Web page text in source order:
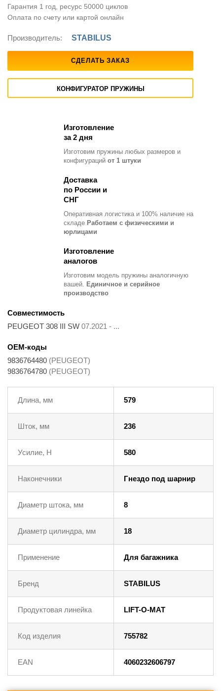
Гарантия 1 год, ресурс 50000 циклов
Оплата по счету или картой онлайн
Производитель: STABILUS
СДЕЛАТЬ ЗАКАЗ
КОНФИГУРАТОР ПРУЖИНЫ
Изготовление
за 2 дня
Изготовим пружины любых размеров и
конфигураций от 1 штуки
Доставка
по России и
СНГ
Оперативная логистика и 100% наличие на
складе Работаем с физическими и
юрлицами
Изготовление
аналогов
Изготовим модель пружины аналогичную
вашей. Единичное и серийное
производство
Совместимость
PEUGEOT 308 III SW 07.2021 - ...
OEM-коды
9836764480 (PEUGEOT)
9836764780 (PEUGEOT)
Длина, мм 579
Шток, мм 236
Усилие, Н 580
Наконечники Гнездо под шарнир
Диаметр штока, мм 8
Диаметр цилиндра, мм 18
Применение Для багажника
Бренд STABILUS
Продуктовая линейка LIFT-O-MAT
Код изделия 755782
EAN 4060232606797